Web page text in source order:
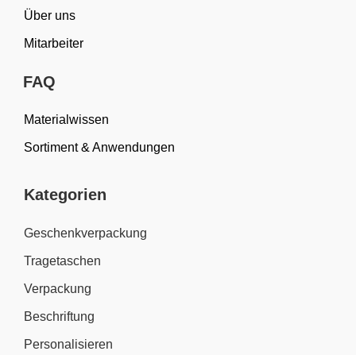
Über uns
Mitarbeiter
FAQ
Materialwissen
Sortiment & Anwendungen
Kategorien
Geschenkverpackung
Tragetaschen
Verpackung
Beschriftung
Personalisieren